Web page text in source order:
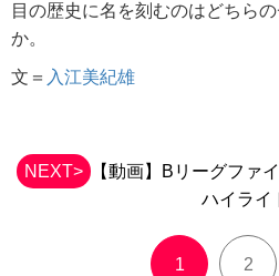
目の歴史に名を刻むのはどちら
か。
文＝ 入江美紀雄
NEXT>
【動画】Bリーグファ
ハイライ
1 2